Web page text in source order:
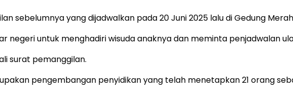
sebelumnya yang dijadwalkan pada 20 Juni 2025 lalu di Gedung
negeri untuk menghadiri wisuda anaknya dan meminta penjadwalan
surat pemanggilan.
pengembangan penyidikan yang telah menetapkan 21 orang